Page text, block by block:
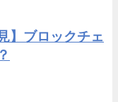
】ブロックチェ